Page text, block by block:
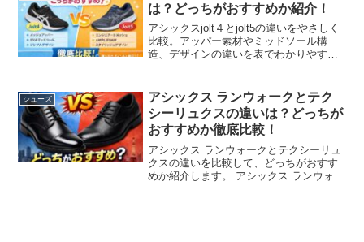
は？どっちがおすすめか紹介！
アシックスjolt４とjolt5の違いをやさしく
比較。アッパー素材やミッドソール構
造、デザインの違いを表でわかりやすく
シューズ
アシックス ランウォークとテク
シーリュクスの違いは？どっちが
おすすめか徹底比較！
アシックス ランウォークとテクシーリュ
クスの違いを比較して、どっちがおすす
めか紹介します。 アシックス ランウォー